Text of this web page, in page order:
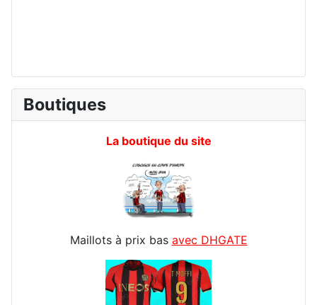
Boutiques
La boutique du site
Maillots à prix bas avec DHGATE